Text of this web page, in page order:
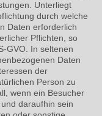
Unterliegt
durch welche
Daten erforderlich
Pflichten, so
GVO. In seltenen
Daten
der
Person zu
wenn ein Besucher
daraufhin sein